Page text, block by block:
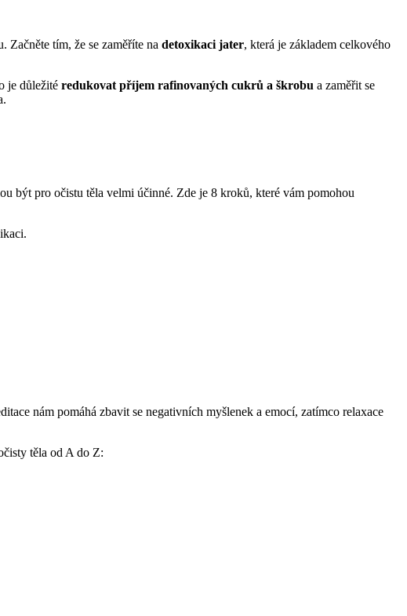
tím, že se zaměříte na detoxikaci jater, která je základem celkového
‍je důležité redukovat příjem‌ rafinovaných cukrů a škrobu a⁢ zaměřit se
být pro očistu těla⁣ velmi účinné. Zde je 8 kroků, které vám pomohou‌
nám​ pomáhá zbavit se negativních⁣ myšlenek a emocí, zatímco relaxace
​těla od A ‌do Z: